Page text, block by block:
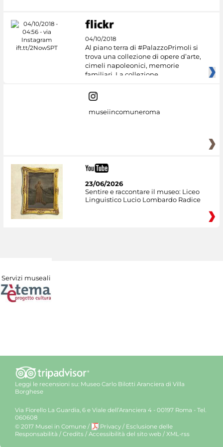
04/10/2018
Al piano terra di #PalazzoPrimoli si
trova una collezione di opere d’arte,
cimeli napoleonici, memorie
familiari. La collezione
museiincomuneroma
23/06/2026
Sentire e raccontare il museo: Liceo
Linguistico Lucio Lombardo Radice
Servizi museali
Leggi le recensioni su: Museo Carlo Bilotti Aranciera di Villa
Borghese
Via Fiorello La Guardia, 6 e Viale dell’Aranciera 4 - 00197 Roma - Tel.
060608
© 2017 Musei in Comune / Privacy / Esclusione delle
Responsabilità / Credits / Accessibilità del sito web / XML-rss